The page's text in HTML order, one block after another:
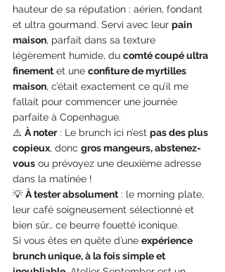
hauteur de sa réputation : aérien, fondant
et ultra gourmand. Servi avec leur pain
maison, parfait dans sa texture
légèrement humide, du comté coupé ultra
finement et une confiture de myrtilles
maison, c’était exactement ce qu’il me
fallait pour commencer une journée
parfaite à Copenhague.
⚠️ À noter : Le brunch ici n’est pas des plus
copieux, donc gros mangeurs, abstenez-
vous ou prévoyez une deuxième adresse
dans la matinée !
💡 À tester absolument : le morning plate,
leur café soigneusement sélectionné et
bien sûr… ce beurre fouetté iconique.
Si vous êtes en quête d’une expérience
brunch unique, à la fois simple et